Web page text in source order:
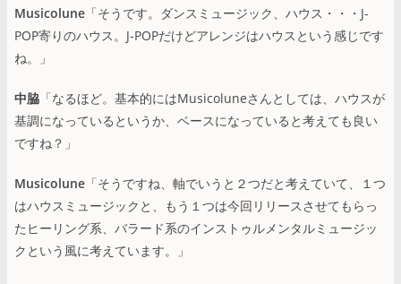
Musicolune 「そうです。ダンスミュージック、ハウス・・・J-
POP寄りのハウス。J-POPだけどアレンジはハウスという感じです
ね。」
中脇 「なるほど。基本的にはMusicoluneさんとしては、ハウスが
基調になっているというか、ベースになっていると考えても良い
ですね？」
Musicolune 「そうですね、軸でいうと２つだと考えていて、１つ
はハウスミュージックと、もう１つは今回リリースさせてもらっ
たヒーリング系、バラード系のインストゥルメンタルミュージッ
クという風に考えています。」